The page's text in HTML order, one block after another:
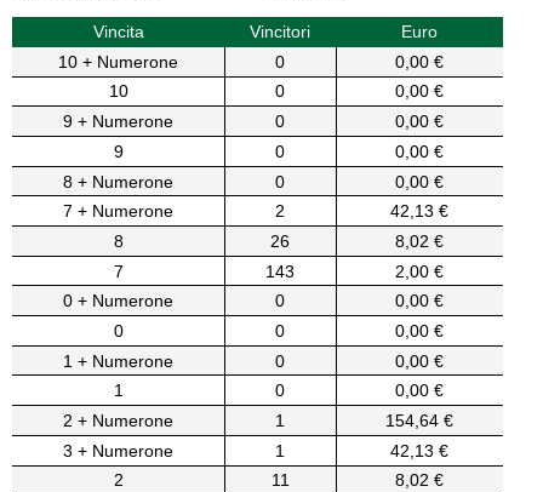
Vincita Vincitori
Euro
10 + Numerone
0
0,00 €
10
0
0,00 €
9 + Numerone
0
0,00 €
9
0
0,00 €
8 + Numerone
0
0,00 €
7 + Numerone
2
42,13 €
8
26
8,02 €
7
143
2,00 €
0 + Numerone
0
0,00 €
0
0
0,00 €
1 + Numerone
0
0,00 €
1
0
0,00 €
2 + Numerone
1
154,64 €
3 + Numerone
1
42,13 €
2
11
8,02 €